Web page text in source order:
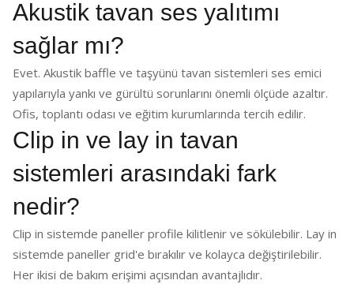
Akustik tavan ses yalıtımı
sağlar mı?
Evet. Akustik baffle ve taşyünü tavan sistemleri ses emici
yapılarıyla yankı ve gürültü sorunlarını önemli ölçüde azaltır.
Ofis, toplantı odası ve eğitim kurumlarında tercih edilir.
Clip in ve lay in tavan
sistemleri arasındaki fark
nedir?
Clip in sistemde paneller profile kilitlenir ve sökülebilir. Lay in
sistemde paneller grid'e bırakılır ve kolayca değiştirilebilir.
Her ikisi de bakım erişimi açısından avantajlıdır.